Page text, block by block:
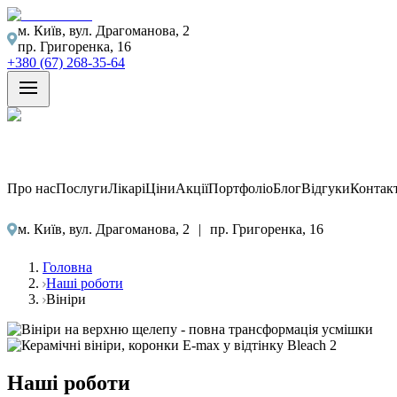
м. Київ, вул. Драгоманова, 2
пр. Григоренка, 16
+380 (67) 268-35-64
Про насПослугиЛікаріЦіниАкціїПортфоліоБлогВідгуки
м. Київ, вул. Драгоманова, 2 | пр. Григоренка, 16
Головна
Наші роботи
Вініри
Наші роботи